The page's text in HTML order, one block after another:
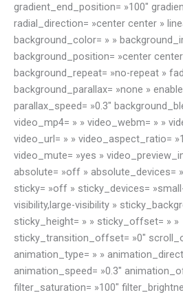
gradient_end_position= »100″
radial_direction= »center center »
background_color= » »
background_position= »center
background_repeat= »no-repeat »
background_parallax= »none »
parallax_speed= »0.3″
video_mp4= » » video_webm= » »
video_url= » » video_aspect_ratio=
video_mute= »yes »
absolute= »off » absolute_devices=
sticky= »off » sticky_devices=
visibility,large-visibility »
sticky_height= » » sticky_offset= » »
sticky_transition_offset= »0″
animation_type= » »
animation_speed= »0.3″
filter_saturation= »100″